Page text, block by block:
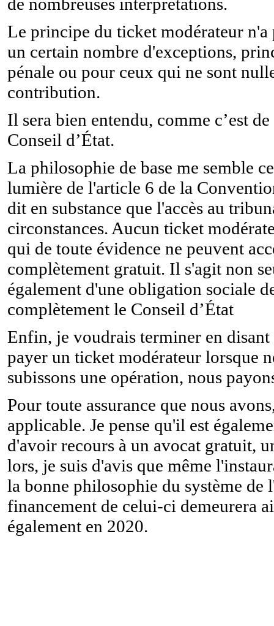
Le principe du ticket modérateur
un certain nombre d'exceptions,
pénale ou pour ceux qui ne sont
contribution.
Il sera bien entendu, comme c’est
Conseil d’État.
La philosophie de base me semble
lumière de l'article 6 de la
dit en substance que l'accès au
circonstances. Aucun ticket
qui de toute évidence ne peuvent
complètement gratuit. Il s'agit non
également d'une obligation sociale
complètement le Conseil d’État
Enfin, je voudrais terminer en
payer un ticket modérateur lorsque
subissons une opération, nous
Pour toute assurance que nous
applicable. Je pense qu'il est
d'avoir recours à un avocat gratuit,
lors, je suis d'avis que même
la bonne philosophie du système
financement de celui-ci demeurera
également en 2020.